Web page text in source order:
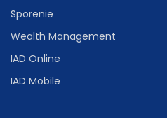
Sporenie
Wealth Management
IAD Online
IAD Mobile